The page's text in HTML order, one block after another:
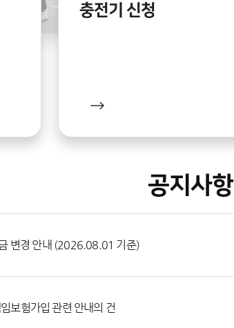
충전기 신청
공지사항
변경 안내 (2026.08.01 기준)
보험가입 관련 안내의 건